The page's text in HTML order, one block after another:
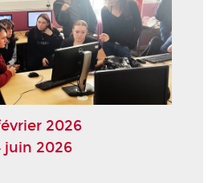
2026
juin 2026